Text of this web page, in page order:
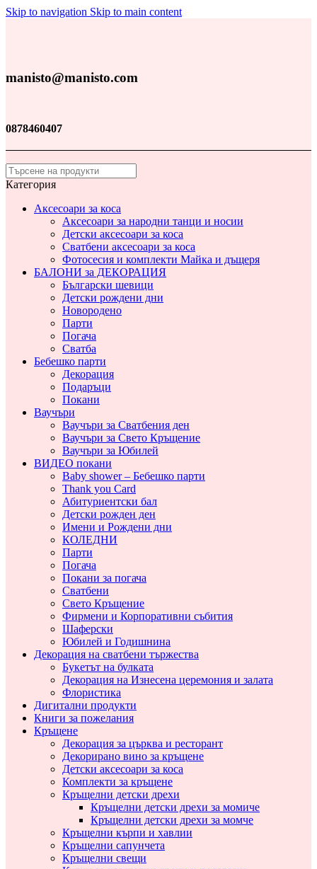
Skip to navigation Skip to main content
manisto@manisto.com
0878460407
Категория
Аксесоари за коса
Аксесоари за народни танци и носии
Детски аксесоари за коса
Сватбени аксесоари за коса
Фотосесия и комплекти Майка и дъщеря
БАЛОНИ за ДЕКОРАЦИЯ
Български шевици
Детски рождени дни
Новородено
Парти
Погача
Сватба
Бебешко парти
Декорация
Подаръци
Покани
Ваучъри
Ваучъри за Сватбения ден
Ваучъри за Свето Кръщение
Ваучъри за Юбилей
ВИДЕО покани
Baby shower – Бебешко парти
Thank you Card
Абитуриентски бал
Детски рожден ден
Имени и Рождени дни
КОЛЕДНИ
Парти
Погача
Покани за погача
Сватбени
Свето Кръщение
Фирмени и Корпоративни събития
Шаферски
Юбилей и Годишнина
Декорация на сватбени тържества
Букетът на булката
Декорация на Изнесена церемония и залата
Флористика
Дигитални продукти
Книги за пожелания
Кръщене
Декорация за църква и ресторант
Декорирано вино за кръщене
Детски аксесоари за коса
Комплекти за кръщене
Кръщелни детски дрехи
Кръщелни детски дрехи за момиче
Кръщелни детски дрехи за момче
Кръщелни кърпи и хавлии
Кръщелни сапунчета
Кръщелни свещи